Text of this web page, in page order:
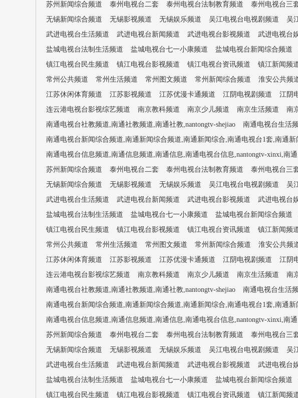
苏州新闻综合频道
泰州电视台二套 泰州电视台法制教育频道 泰州电视台三
无锡新闻综合频道
无锡影视频道 无锡娱乐频道 吴江电视台电视剧频道 吴
武进电视台生活频道
武进电视台新闻频道 武进电视台影视频道 武进电视台
盐城电视台法制生活频道
盐城电视台七一小康频道 盐城电视台新闻综合频道
镇江电视台民生频道
镇江电视台影视频道 镇江电视台资讯频道 镇江新闻频
常州公共频道
常州生活频道 常州图文频道 常州新闻综合频道 淮安公共频
江苏休闲体育频道
江苏影视频道 江苏优漫卡通频道 江阴电视剧频道 江阴
连云港电视台影视综艺频道
南京教科频道 南京少儿频道 南京生活频道 南
南通电视台社教频道,南通社教频道,南通社教,nantongtv-shejiao
南通电视台生活
南通电视台新闻综合频道,南通新闻综合频道,南通新闻综合,南通电视台1套,南通新
南通电视台信息频道,南通信息频道,南通信息,南通电视台信息,nantongtv-xinxi,南
苏州新闻综合频道
泰州电视台二套 泰州电视台法制教育频道 泰州电视台三
无锡新闻综合频道
无锡影视频道 无锡娱乐频道 吴江电视台电视剧频道 吴
武进电视台生活频道
武进电视台新闻频道 武进电视台影视频道 武进电视台
盐城电视台法制生活频道
盐城电视台七一小康频道 盐城电视台新闻综合频道
镇江电视台民生频道
镇江电视台影视频道 镇江电视台资讯频道 镇江新闻频
常州公共频道
常州生活频道 常州图文频道 常州新闻综合频道 淮安公共频
江苏休闲体育频道
江苏影视频道 江苏优漫卡通频道 江阴电视剧频道 江阴
连云港电视台影视综艺频道
南京教科频道 南京少儿频道 南京生活频道 南
南通电视台社教频道,南通社教频道,南通社教,nantongtv-shejiao
南通电视台生活
南通电视台新闻综合频道,南通新闻综合频道,南通新闻综合,南通电视台1套,南通新
南通电视台信息频道,南通信息频道,南通信息,南通电视台信息,nantongtv-xinxi,南
苏州新闻综合频道
泰州电视台二套 泰州电视台法制教育频道 泰州电视台三
无锡新闻综合频道
无锡影视频道 无锡娱乐频道 吴江电视台电视剧频道 吴
武进电视台生活频道
武进电视台新闻频道 武进电视台影视频道 武进电视台
盐城电视台法制生活频道
盐城电视台七一小康频道 盐城电视台新闻综合频道
镇江电视台民生频道
镇江电视台影视频道 镇江电视台资讯频道 镇江新闻频